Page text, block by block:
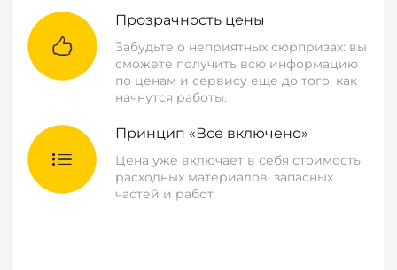
Прозрачность цены
Забудьте о неприятных сюрпризах: вы
сможете получить всю информацию
по ценам и сервису еще до того, как
начнутся работы.
Принцип «Все включено»
Цена уже включает в себя стоимость
расходных материалов, запасных
частей и работ.